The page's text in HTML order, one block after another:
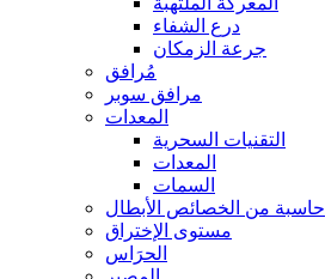
درع الشفاء
جرعة الزمكان
مُرافق
مرافق سوبر
المعدات
التقنيات السحرية
المعدات
السمات
حاسبة من الخصائص الأبطال
مستوى الإختراق
الحرَاس